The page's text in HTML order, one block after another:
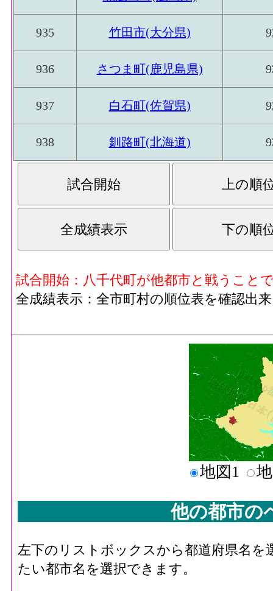
935 竹田市(大分県)
936 さつま町(鹿児島県)
937 白石町(佐賀県)
938 釧路町(北海道)
試合開始：八千代町が他都市と戦うこと
全成績表示：全市町村の順位表を確認出
地図1
他の都市の
左下のリストボックスから都道府県名
たい都市名を選択できます。